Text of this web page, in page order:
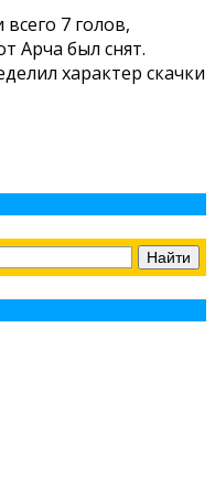
7 голов,
Арча был снят.
характер скачки